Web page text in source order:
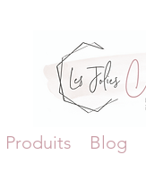
Produits Blog